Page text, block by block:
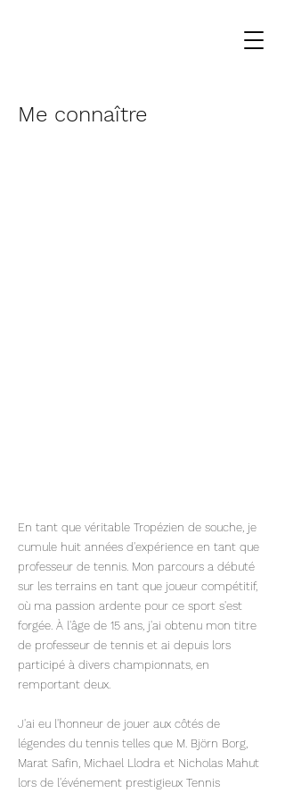
Me connaître
En tant que véritable Tropézien de souche, je
cumule huit années d'expérience en tant que
professeur de tennis. Mon parcours a débuté
sur les terrains en tant que joueur compétitif,
où ma passion ardente pour ce sport s'est
forgée. À l'âge de 15 ans, j'ai obtenu mon titre
de professeur de tennis et ai depuis lors
participé à divers championnats, en
remportant deux.
J'ai eu l'honneur de jouer aux côtés de
légendes du tennis telles que M. Björn Borg,
Marat Safin, Michael Llodra et Nicholas Mahut
lors de l'événement prestigieux Tennis